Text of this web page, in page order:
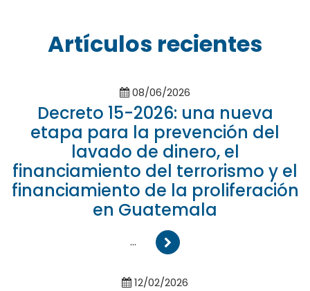
Artículos recientes
08/06/2026
Decreto 15-2026: una nueva
etapa para la prevención del
lavado de dinero, el
financiamiento del terrorismo y el
financiamiento de la proliferación
en Guatemala
...
12/02/2026